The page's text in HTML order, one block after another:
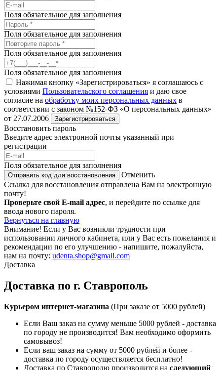
Поля обязательное для заполнения
Поля обязательное для заполнения
Поля обязательное для заполнения
Поля обязательное для заполнения
Нажимая кнопку «Зарегистрироваться» я соглашаюсь с
условиями Пользовательского соглашения и даю свое
согласие на обработку моих персональных данных в
соответствии с законом №152-ФЗ «О персональных данных»
от 27.07.2006
Зарегистрироваться
Восстановить пароль
Введите адрес электронной почты указанный при
регистрации
Поля обязательное для заполнения
Отправить код для восстановления
Отменить
Ссылка для восстановления отправлена Вам на электронную
почту!
Проверьте свой E-mail адрес, и перейдите по ссылке для
ввода нового пароля.
Вернуться на главную
Внимание! Если у Вас возникли трудности при
использовании личного кабинета, или у Вас есть пожелания и
рекомендации по его улучшению - напишите, пожалуйста,
нам на почту: udenta.shop@gmail.com
Доставка
Доставка по г. Ставрополь
Курьером интернет-магазина (При заказе от 5000 рублей)
Если Ваш заказ на сумму меньше 5000 рублей - доставка
по городу не производится! Вам необходимо оформить
самовывоз!
Если ваш заказ на сумму от 5000 рублей и более -
доставка по городу осуществляется бесплатно!
Доставка по Ставрополю производится на следующий